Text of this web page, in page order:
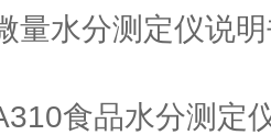
量水分测定仪说
食品水分测定